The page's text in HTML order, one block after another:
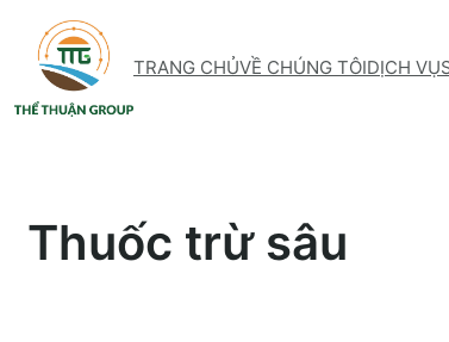
Skip
content
TRANG CHỦVỀ CHÚNG TÔIDỊCH VỤ
Thuốc trừ sâu